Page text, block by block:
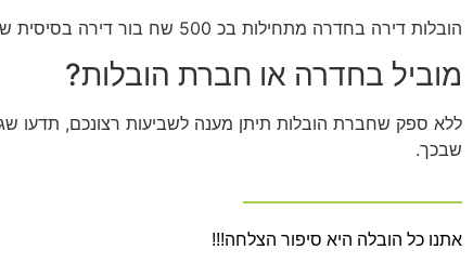
הובלות דירה בחדרה מתחילות בכ 500 שח בור דירה בסיסית של 2 חדרים, כך שאם אתם מחפשים הובלה זולה חייגו עכשיו.
מוביל בחדרה או חברת הובלות?
ללא ספק שחברת הובלות תיתן מענה לשביעות רצונכם, תדעו
שבכך.
אתנו כל הובלה היא סיפור הצלחה!!!